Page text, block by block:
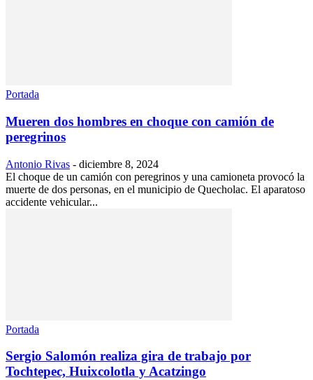
Portada
Mueren dos hombres en choque con camión de
peregrinos
Antonio Rivas - diciembre 8, 2024
El choque de un camión con peregrinos y una camioneta provocó la
muerte de dos personas, en el municipio de Quecholac. El aparatoso
accidente vehicular...
Portada
Sergio Salomón realiza gira de trabajo por
Tochtepec, Huixcolotla y Acatzingo